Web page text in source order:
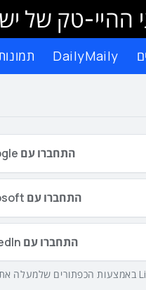
ההיי-טק של
DailyMaily
התחברו עם Google
התחברו עם Microsoft
התחברו עם LinkedIn